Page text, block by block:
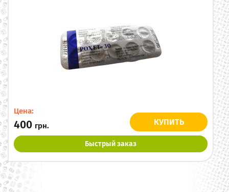
Цена:
400 грн. КУПИТЬ
Быстрый заказ